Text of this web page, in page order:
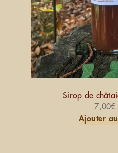
Sirop de
7,00€
Ajouter